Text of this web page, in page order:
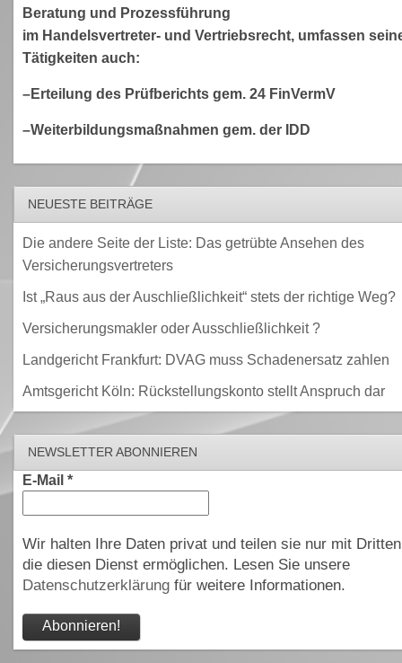
Beratung und Prozessführung
im Handelsvertreter- und Vertriebsrecht, umfassen
Tätigkeiten auch:
–Erteilung des Prüfberichts gem. 24 FinVermV
–Weiterbildungsmaßnahmen gem. der IDD
NEUESTE BEITRÄGE
Die andere Seite der Liste: Das getrübte Ansehen des
Versicherungsvertreters
Ist „Raus aus der Auschließlichkeit“ stets der richtige Weg?
Versicherungsmakler oder Ausschließlichkeit ?
Landgericht Frankfurt: DVAG muss Schadenersatz zahlen
Amtsgericht Köln: Rückstellungskonto stellt Anspruch dar
NEWSLETTER ABONNIEREN
E-Mail *
Wir halten Ihre Daten privat und teilen sie nur mit
die diesen Dienst ermöglichen. Lesen Sie unsere
Datenschutzerklärungfür weitere Informationen.